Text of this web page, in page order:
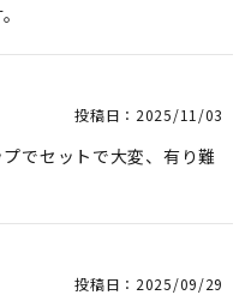
投稿日
2025/11/03
でセットで大変、有り難
投稿日
2025/09/29